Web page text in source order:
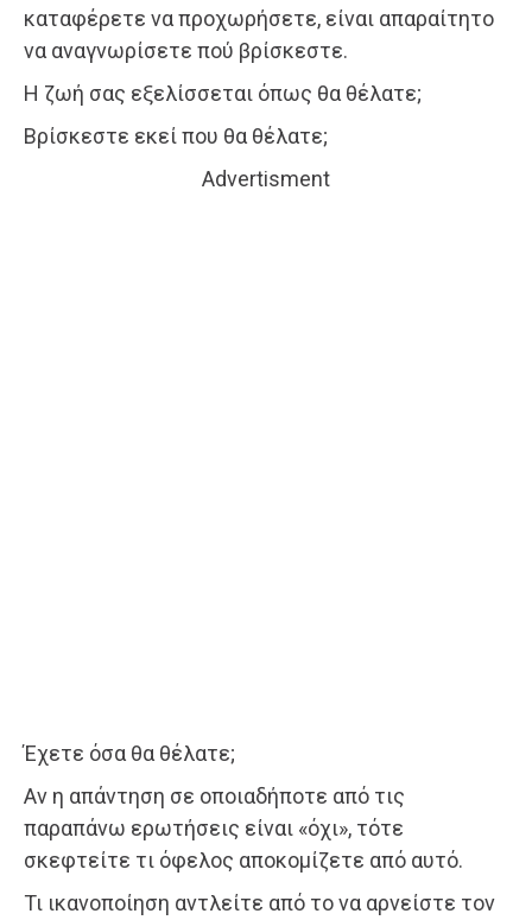
καταφέρετε να προχωρήσετε, είναι απαραίτητο
να αναγνωρίσετε πού βρίσκεστε.
Η ζωή σας εξελίσσεται όπως θα θέλατε;
Βρίσκεστε εκεί που θα θέλατε;
Advertisment
Έχετε όσα θα θέλατε;
Αν η απάντηση σε οποιαδήποτε από τις
παραπάνω ερωτήσεις είναι «όχι», τότε
σκεφτείτε τι όφελος αποκομίζετε από αυτό.
Τι ικανοποίηση αντλείτε από το να αρνείστε τον